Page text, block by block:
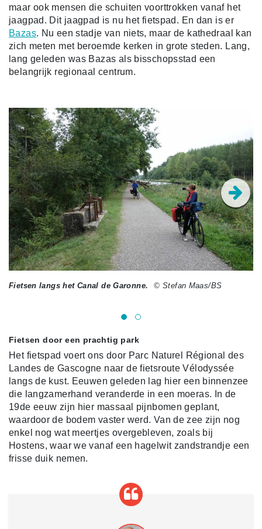
maar ook mensen die schuiten voorttrokken vanaf het
jaagpad. Dit jaagpad is nu het fietspad. En dan is er
Bazas. Nu een stadje van niets, maar de kathedraal kan
zich meten met beroemde kerken in grote steden. Lang,
lang geleden was Bazas als bisschopsstad een
belangrijk regionaal centrum.
Fietsen langs het Canal de Garonne. © Stefan Maas/BS
Fietsen door een prachtig park
Het fietspad voert ons door Parc Naturel Régional des
Landes de Gascogne naar de fietsroute Vélodyssée
langs de kust. Eeuwen geleden lag hier een binnenzee
die langzamerhand veranderde in een moeras. In de
19de eeuw zijn hier massaal pijnbomen geplant,
waardoor de bodem vaster werd. Van de zee zijn nog
enkel nog wat meertjes overgebleven, zoals bij
Hostens, waar we vanaf een hagelwit zandstrandje een
frisse duik nemen.